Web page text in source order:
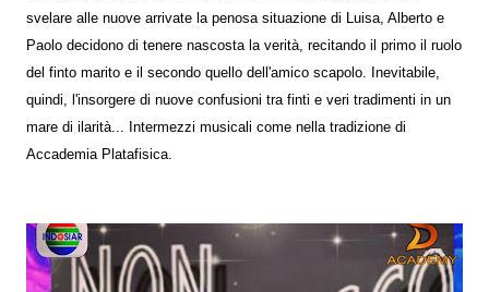
svelare alle nuove arrivate la penosa situazione di Luisa, Alberto e
Paolo decidono di tenere nascosta la verità, recitando il primo il ruolo
del finto marito e il secondo quello dell'amico scapolo. Inevitabile,
quindi, l'insorgere di nuove confusioni tra finti e veri tradimenti in un
mare di ilarità... Intermezzi musicali come nella tradizione di
Accademia Platafisica.